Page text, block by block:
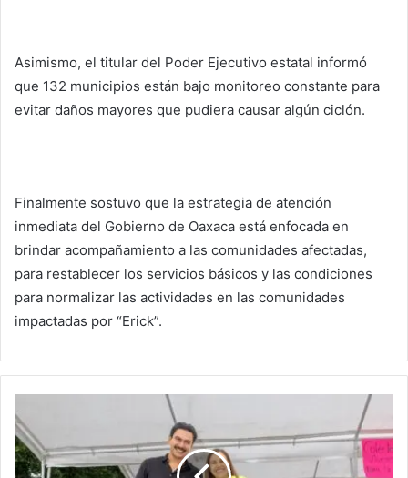
Asimismo, el titular del Poder Ejecutivo estatal informó
que 132 municipios están bajo monitoreo constante para
evitar daños mayores que pudiera causar algún ciclón.
Finalmente sostuvo que la estrategia de atención
inmediata del Gobierno de Oaxaca está enfocada en
brindar acompañamiento a las comunidades afectadas,
para restablecer los servicios básicos y las condiciones
para normalizar las actividades en las comunidades
impactadas por “Erick”.